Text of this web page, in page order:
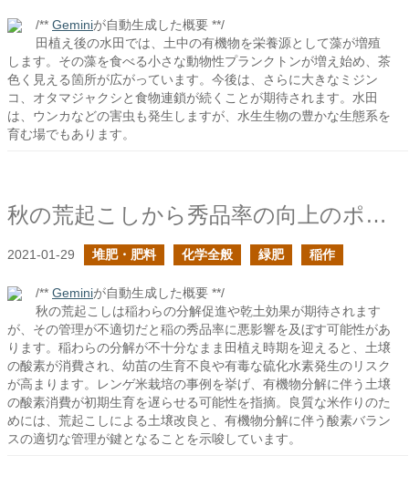
/** Geminiが自動生成した概要 **/
田植え後の水田では、土中の有機物を栄養源として藻が増殖
します。その藻を食べる小さな動物性プランクトンが増え始め、茶
色く見える箇所が広がっています。今後は、さらに大きなミジン
コ、オタマジャクシと食物連鎖が続くことが期待されます。水田
は、ウンカなどの害虫も発生しますが、水生生物の豊かな生態系を
育む場でもあります。
秋の荒起こしから秀品率の向上のポイントを探る
2021-01-29 堆肥・肥料 化学全般 緑肥 稲作
/** Geminiが自動生成した概要 **/
秋の荒起こしは稲わらの分解促進や乾土効果が期待されます
が、その管理が不適切だと稲の秀品率に悪影響を及ぼす可能性があ
ります。稲わらの分解が不十分なまま田植え時期を迎えると、土壌
の酸素が消費され、幼苗の生育不良や有毒な硫化水素発生のリスク
が高まります。レンゲ米栽培の事例を挙げ、有機物分解に伴う土壌
の酸素消費が初期生育を遅らせる可能性を指摘。良質な米作りのた
めには、荒起こしによる土壌改良と、有機物分解に伴う酸素バラン
スの適切な管理が鍵となることを示唆しています。